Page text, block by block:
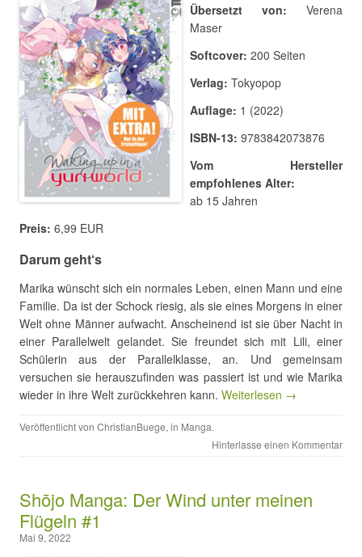
Übersetzt von: Verena
Maser
Softcover: 200 Seiten
Verlag: Tokyopop
Auflage: 1 (2022)
ISBN-13: 9783842073876
Vom Hersteller
empfohlenes Alter:
ab 15 Jahren
Preis: 6,99 EUR
Darum geht‘s
Marika wünscht sich ein normales Leben, einen Mann und eine
Familie. Da ist der Schock riesig, als sie eines Morgens in einer
Welt ohne Männer aufwacht. Anscheinend ist sie über Nacht in
einer Parallelwelt gelandet. Sie freundet sich mit Lili, einer
Schülerin aus der Parallelklasse, an. Und gemeinsam
versuchen sie herauszufinden was passiert ist und wie Marika
wieder in ihre Welt zurückkehren kann. Weiterlesen →
Veröffentlicht von ChristianBuege, in Manga.
Hinterlasse einen Kommentar
Shōjo Manga: Der Wind unter meinen
Flügeln #1
Mai 9, 2022